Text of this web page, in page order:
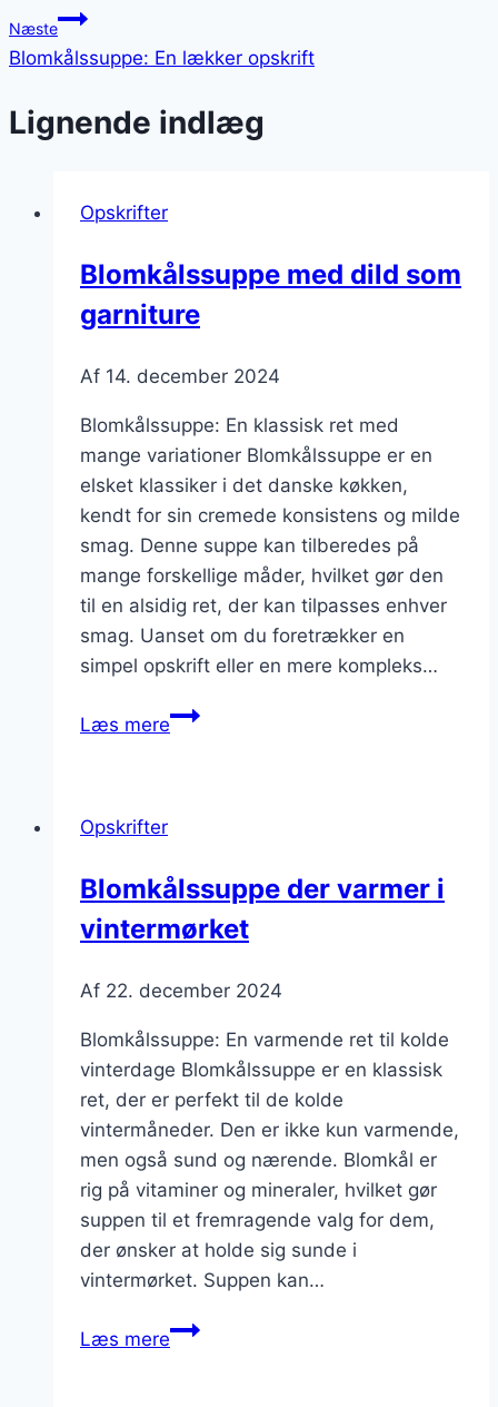
Næste
Blomkålssuppe: En lækker opskrift
Lignende indlæg
Opskrifter
Blomkålssuppe med dild som
garniture
Af 14. december 2024
Blomkålssuppe: En klassisk ret med
mange variationer Blomkålssuppe er en
elsket klassiker i det danske køkken,
kendt for sin cremede konsistens og milde
smag. Denne suppe kan tilberedes på
mange forskellige måder, hvilket gør den
til en alsidig ret, der kan tilpasses enhver
smag. Uanset om du foretrækker en
simpel opskrift eller en mere kompleks…
Læs mereBlomkålssuppe
Opskrifter
Blomkålssuppe der varmer i
vintermørket
Af 22. december 2024
Blomkålssuppe: En varmende ret til kolde
vinterdage Blomkålssuppe er en klassisk
ret, der er perfekt til de kolde
vintermåneder. Den er ikke kun varmende,
men også sund og nærende. Blomkål er
rig på vitaminer og mineraler, hvilket gør
suppen til et fremragende valg for dem,
der ønsker at holde sig sunde i
vintermørket. Suppen kan…
Læs mereBlomkålssuppe